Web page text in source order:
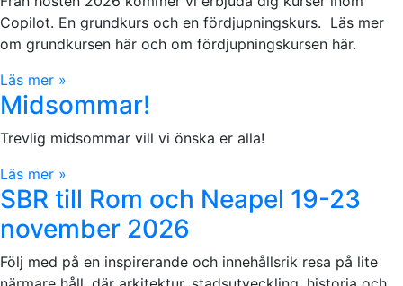
Copilot. En grundkurs och en fördjupningskurs. Läs mer
om grundkursen här och om fördjupningskursen här.
Läs mer »
Midsommar!
Trevlig midsommar vill vi önska er alla!
Läs mer »
SBR till Rom och Neapel 19-23
november 2026
Följ med på en inspirerande och innehållsrik resa på lite